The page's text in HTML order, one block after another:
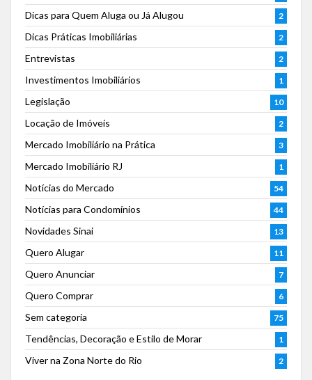
Dicas para Quem Aluga ou Já Alugou 2
Dicas Práticas Imobiliárias 2
Entrevistas 2
Investimentos Imobiliários 1
Legislação 10
Locação de Imóveis 2
Mercado Imobiliário na Prática 3
Mercado Imobiliário RJ 1
Notícias do Mercado 54
Notícias para Condomínios 44
Novidades Sinai 13
Quero Alugar 11
Quero Anunciar 7
Quero Comprar 6
Sem categoria 75
Tendências, Decoração e Estilo de Morar 1
Viver na Zona Norte do Rio 2